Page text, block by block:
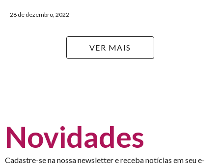
28 de dezembro, 2022
VER MAIS
Novidades
Cadastre-se na nossa newsletter e receba notícias em seu e-